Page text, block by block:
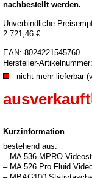
nachbestellt werden.
Unverbindliche
2.721,46 €
EAN: 8024221545760
Hersteller-Artikelnummer:
nicht mehr lieferbar
ausverkauft
Kurzinformation
bestehend aus:
– MA 536 MPRO
– MA 526 Pro Fluid